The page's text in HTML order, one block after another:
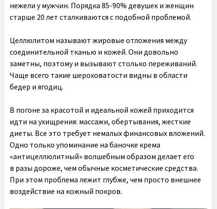
нежели у мужчин. Порядка 85-90% девушек и женщин
старше 20 лет сталкиваются с подобной проблемой.
Целлюлитом называют жировые отложения между
соединительной тканью и кожей. Они довольно
заметны, поэтому и вызывают столько переживаний.
Чаще всего такие шероховатости видны в области
бедер и ягодиц.
В погоне за красотой и идеальной кожей приходится
идти на ухищрения: массажи, обертывания, жесткие
диеты. Все это требует немалых финансовых вложений.
Одно только упоминание на баночке крема
«антицеллюлитный» волшебным образом делает его
в разы дороже, чем обычные косметические средства.
При этом проблема лежит глубже, чем просто внешнее
воздействие на кожный покров.